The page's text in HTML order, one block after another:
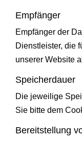
Empfänger
Empfänger der
Dienstleister, die
unserer Website
Speicherdauer
Die jeweilige
Sie bitte dem
Bereitstellung